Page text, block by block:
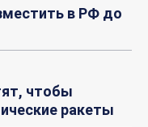
в РФ до
чтобы
ракеты